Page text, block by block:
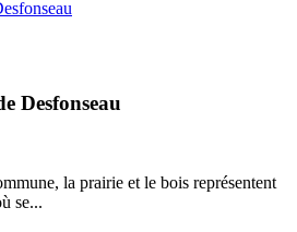
Desfonseau
la prairie et le bois représentent
se...